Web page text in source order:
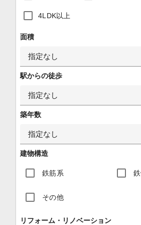
4LDK以上
面積
指定なし
駅からの徒歩
指定なし
築年数
指定なし
建物構造
鉄筋系
その他
リフォーム・リノベーション